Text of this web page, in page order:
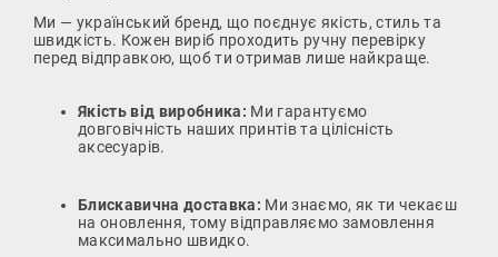
Ми — український бренд, що поєднує якість, стиль та
швидкість. Кожен виріб проходить ручну перевірку
перед відправкою, щоб ти отримав лише найкраще.
Якість від виробника: Ми гарантуємо
довговічність наших принтів та цілісність
аксесуарів.
Блискавична доставка: Ми знаємо, як ти чекаєш
на оновлення, тому відправляємо замовлення
максимально швидко.